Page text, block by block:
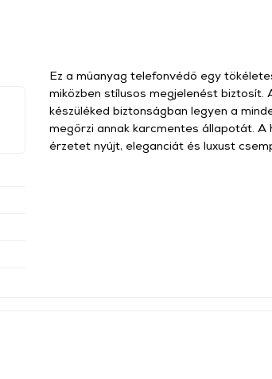
Ez a műanyag telefonvédő egy
miközben stílusos megjelenést biztosít.
készüléked biztonságban legyen a
megőrzi annak karcmentes állapotát.
érzetet nyújt, eleganciát és luxust